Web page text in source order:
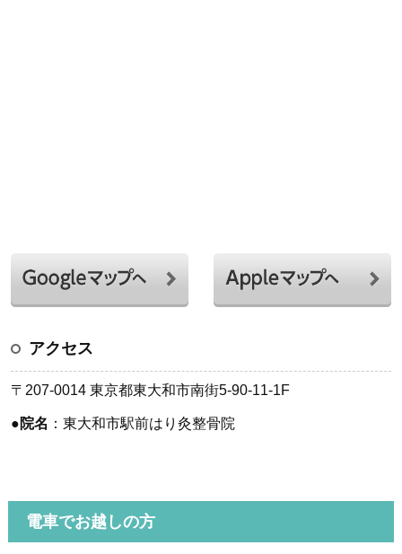
アクセス
〒207-0014 東京都東大和市南街5-90-11-1F
●院名 ：東大和市駅前はり灸整骨院
電車でお越しの方